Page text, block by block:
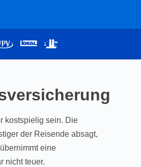
kostspielig sein. Die
der Reisende absagt,
eine
nicht teuer.